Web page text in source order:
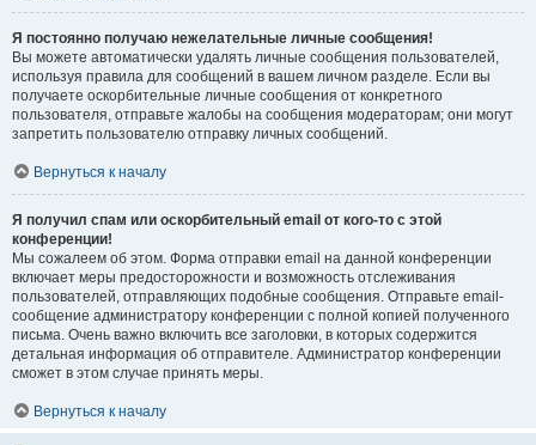
Я постоянно получаю нежелательные личные сообщения!
Вы можете автоматически удалять личные сообщения пользователей,
используя правила для сообщений в вашем личном разделе. Если вы
получаете оскорбительные личные сообщения от конкретного
пользователя, отправьте жалобы на сообщения модераторам; они могут
запретить пользователю отправку личных сообщений.
Вернуться к началу
Я получил спам или оскорбительный email от кого-то с этой
конференции!
Мы сожалеем об этом. Форма отправки email на данной конференции
включает меры предосторожности и возможность отслеживания
пользователей, отправляющих подобные сообщения. Отправьте email-
сообщение администратору конференции с полной копией полученного
письма. Очень важно включить все заголовки, в которых содержится
детальная информация об отправителе. Администратор конференции
сможет в этом случае принять меры.
Вернуться к началу